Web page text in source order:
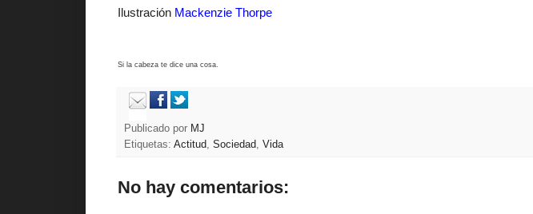
Ilustración Mackenzie Thorpe
Si la cabeza te dice una cosa.
Publicado por MJ
Etiquetas: Actitud, Sociedad, Vida
No hay comentarios: